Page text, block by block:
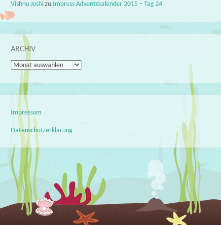
Vishnu Joshi zu Impress Adventskalender 2015 – Tag 24
ARCHIV
Archiv
Impressum
Datenschutzerklärung